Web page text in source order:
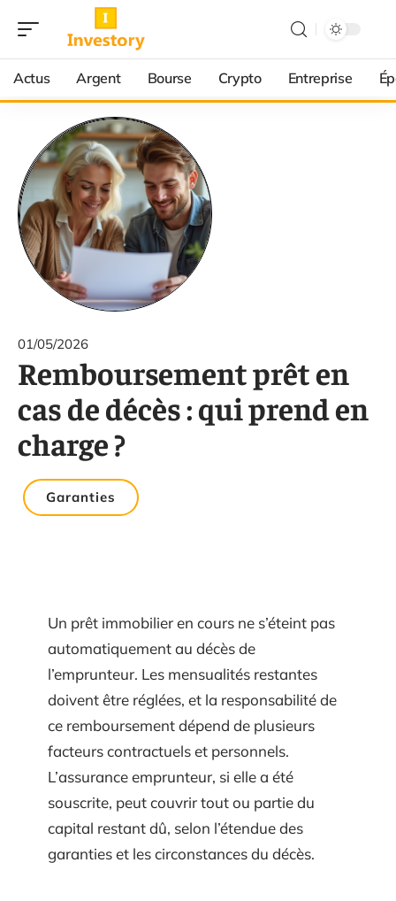
Actus Argent Bourse Crypto Entreprise
01/05/2026
Remboursement prêt en
cas de décès : qui prend en
charge ?
Garanties
Un prêt immobilier en cours ne s’éteint pas
automatiquement au décès de
l’emprunteur. Les mensualités restantes
doivent être réglées, et la responsabilité de
ce remboursement dépend de plusieurs
facteurs contractuels et personnels.
L’assurance emprunteur, si elle a été
souscrite, peut couvrir tout ou partie du
capital restant dû, selon l’étendue des
garanties et les circonstances du décès.